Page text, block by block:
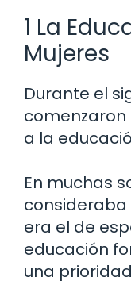
1 La
Mujeres
Durante el
a la
En muchas
era el de
educación
una